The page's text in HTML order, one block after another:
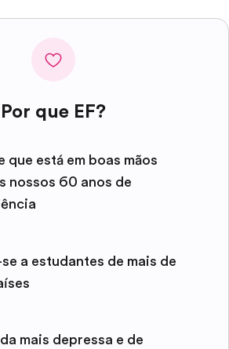
Por que EF?
que está em boas mãos
nossos 60 anos de
a estudantes de mais de
mais depressa e de